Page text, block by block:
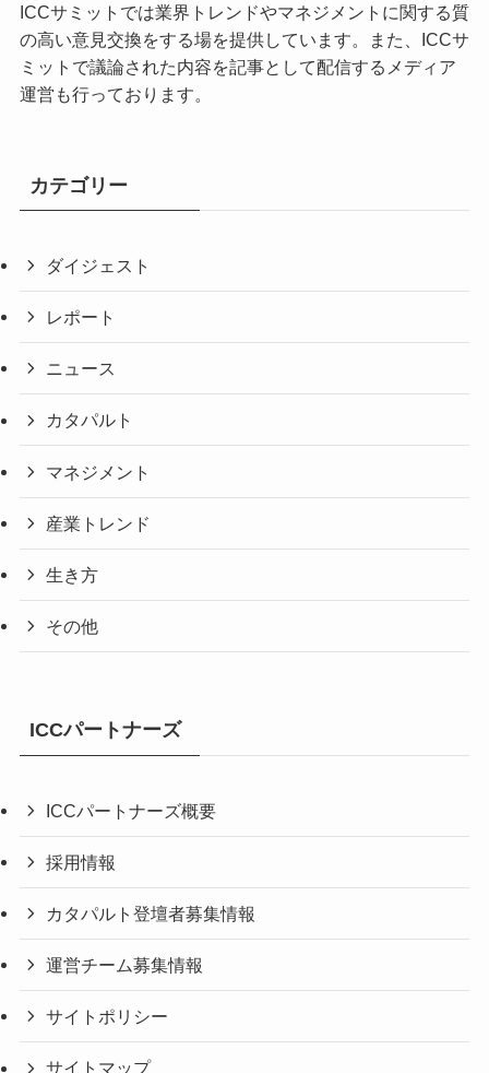
ICCサミットでは業界トレンドやマネジメントに関する質
の高い意見交換をする場を提供しています。また、ICCサ
ミットで議論された内容を記事として配信するメディア
運営も行っております。
カテゴリー
ダイジェスト
レポート
ニュース
カタパルト
マネジメント
産業トレンド
生き方
その他
ICCパートナーズ
ICCパートナーズ概要
採用情報
カタパルト登壇者募集情報
運営チーム募集情報
サイトポリシー
サイトマップ